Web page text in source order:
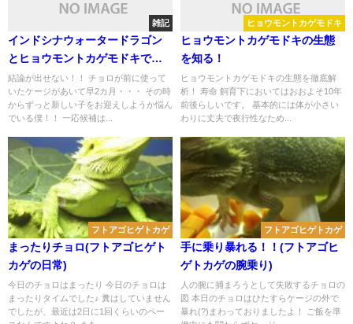
雑記
インドシナウォータードラゴン
とヒョウモントカゲモドキで悩
む(新しい子を飼うのか！？)
結論が出せない！！ チョロが前に使って
いたケージがあいて早2カ月・・・ その時
からずっと新しい子をお迎えしようか悩ん
でいる僕！！ 一応候補は...
ヒョウモントカゲモドキ
ヒョウモントカゲモドキの生態
を知る！
ヒョウモントカゲモドキの生態を徹底解
析！ 寿命 飼育下においてはおおよそ10年
前後らしいです。 基本的には体が小さい
わりに丈夫で夜行性なため...
フトアゴヒゲトカゲ
まったりチョロ(フトアゴヒゲト
カゲの日常)
今日のチョロはまったり 今日のチョロは
まったりタイムでした♪ 糞はしていません
でしたが、最近は2日に1回くらいのペー
フトアゴヒゲトカゲ
手に乗り暴れる！！(フトアゴヒ
ゲトカゲの腕乗り)
人の腕に捕まろうとして失敗するチョロの
図 本日のチョロはひたすらケージの外で
暴れ(?)まわっておりましたよ！ ご飯を準